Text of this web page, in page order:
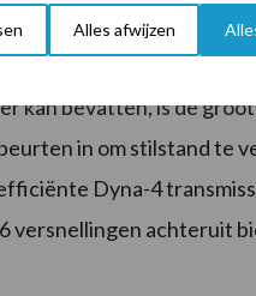
Alles afwijzen
met de uitlaat in
kan bevatten, is de
in om stilstand te
Dyna-4
versnellingen achteruit